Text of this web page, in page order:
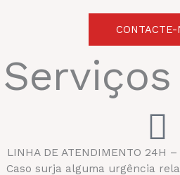
CONTACTE-
Serviços
LINHA DE ATENDIMENTO 24H
Caso surja alguma urgência